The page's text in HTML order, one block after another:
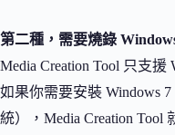
第二種，需要燒錄
Media Creation Tool 只支援
如果你需要安裝 Windows
統），Media Creation Tool